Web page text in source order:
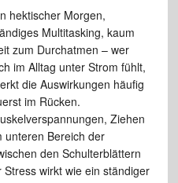
hektischer Morgen,
Multitasking, kaum
zum Durchatmen – wer
im Alltag unter Strom fühlt,
die Auswirkungen häufig
im Rücken.
Ziehen
unteren Bereich der
den Schulterblättern
wirkt wie ein ständiger